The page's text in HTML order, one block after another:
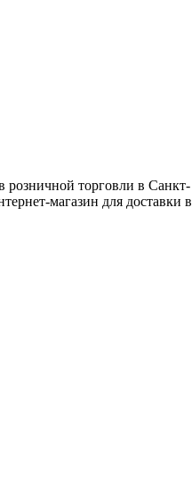
розничной торговли в Санкт-
магазин для доставки в